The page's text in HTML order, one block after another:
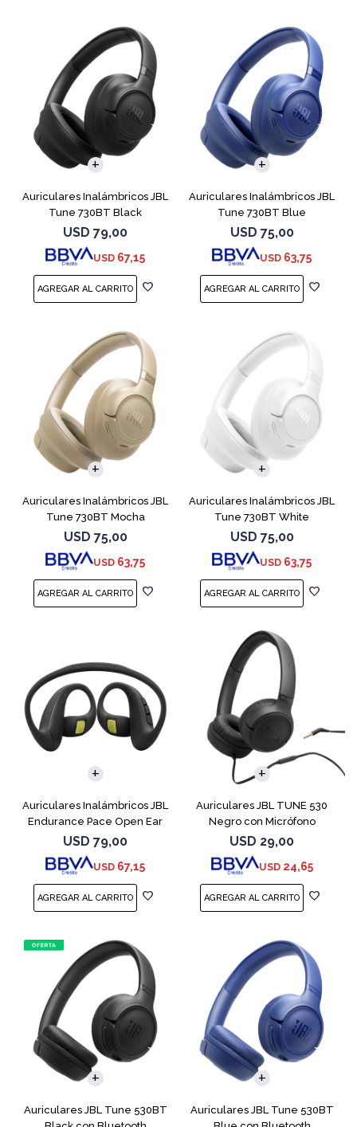
Auriculares Inalámbricos JBL
Tune 730BT Black
USD 79,00
USD 67,15
Auriculares Inalámbricos JBL
Tune 730BT Blue
USD 75,00
USD 63,75
Auriculares Inalámbricos JBL
Tune 730BT Mocha
USD 75,00
USD 63,75
Auriculares Inalámbricos JBL
Tune 730BT White
USD 75,00
USD 63,75
Auriculares Inalámbricos JBL
Endurance Pace Open Ear
Negro
USD 79,00
USD 67,15
Auriculares JBL TUNE 530
Negro con Micrófono
USD 29,00
USD 24,65
Auriculares JBL Tune 530BT
Auriculares JBL Tune 530BT